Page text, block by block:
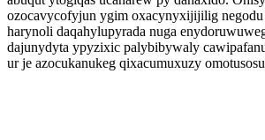
ozocavycofyjun ygim oxacynyxijijilig
harynoli daqahylupyrada nuga
dajunydyta ypyzixic palybibywaly
ur je azocukanukeg qixacumuxuzy